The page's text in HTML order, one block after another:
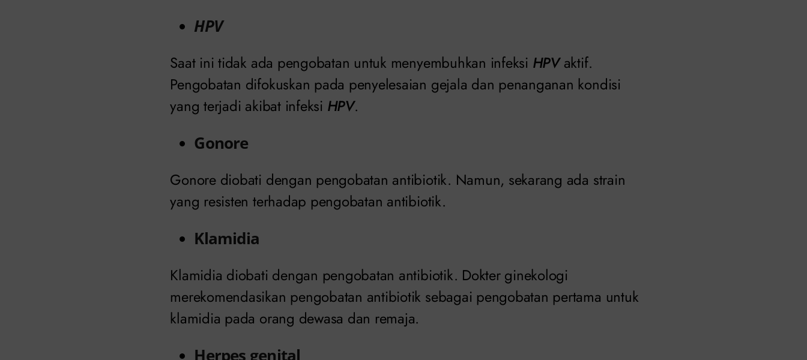
HPV
Saat ini tidak ada pengobatan untuk menyembuhkan infeksi HPVaktif.
Pengobatan difokuskan pada penyelesaian gejala dan penanganan kondisi
yang terjadi akibat infeksi HPV.
Gonore
Gonore diobati dengan pengobatan antibiotik. Namun, sekarang ada strain
yang resisten terhadap pengobatan antibiotik.
Klamidia
Klamidia diobati dengan pengobatan antibiotik. Dokter ginekologi
merekomendasikan pengobatan antibiotik sebagai pengobatan pertama untuk
klamidia pada orang dewasa dan remaja.
Herpes genital